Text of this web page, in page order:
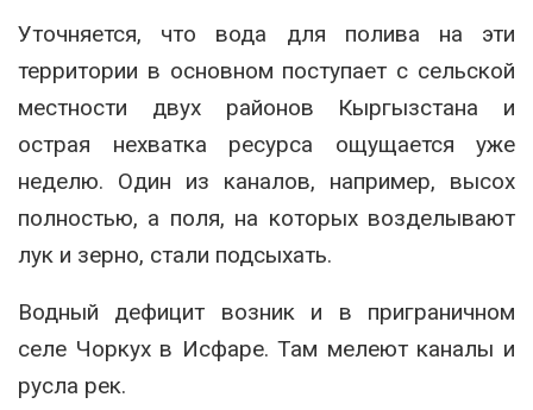
Уточняется, что вода для полива на эти
территории в основном поступает с сельской
местности двух районов Кыргызстана и
острая нехватка ресурса ощущается уже
неделю. Один из каналов, например, высох
полностью, а поля, на которых возделывают
лук и зерно, стали подсыхать.
Водный дефицит возник и в приграничном
селе Чоркух в Исфаре. Там мелеют каналы и
русла рек.